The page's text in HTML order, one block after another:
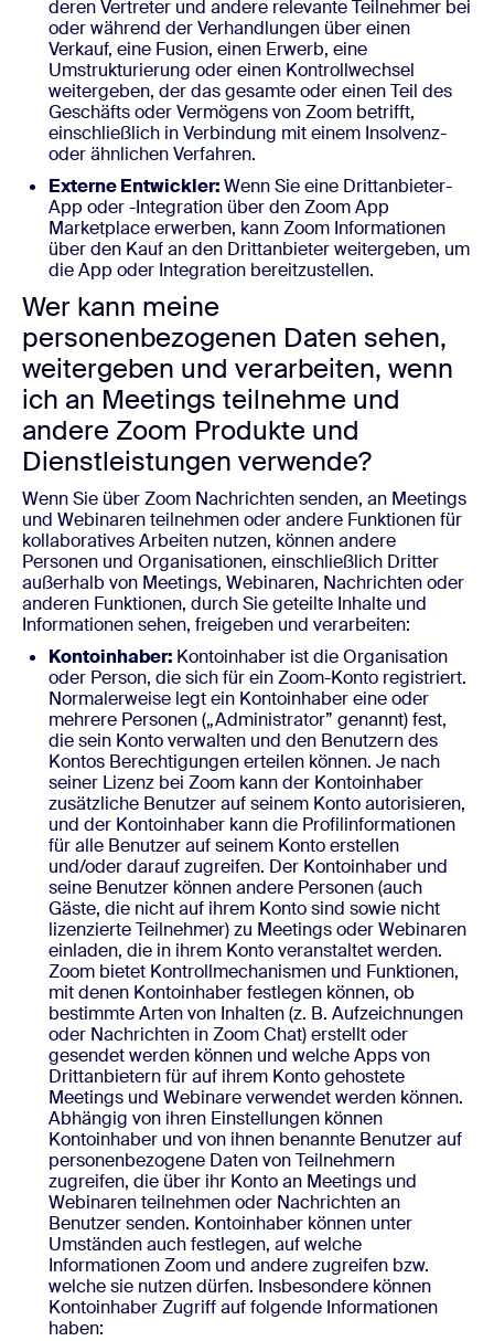
deren Vertreter und andere relevante Teilnehmer bei
oder während der Verhandlungen über einen
Verkauf, eine Fusion, einen Erwerb, eine
Umstrukturierung oder einen Kontrollwechsel
weitergeben, der das gesamte oder einen Teil des
Geschäfts oder Vermögens von Zoom betrifft,
einschließlich in Verbindung mit einem Insolvenz-
oder ähnlichen Verfahren.
Externe Entwickler:Wenn Sie eine Drittanbieter-
App oder -Integration über den Zoom App
Marketplace erwerben, kann Zoom Informationen
über den Kauf an den Drittanbieter weitergeben, um
die App oder Integration bereitzustellen.
Wer kann meine
personenbezogenen Daten sehen,
weitergeben und verarbeiten, wenn
ich an Meetings teilnehme und
andere Zoom Produkte und
Dienstleistungen verwende?
Wenn Sie über Zoom Nachrichten senden, an Meetings
und Webinaren teilnehmen oder andere Funktionen für
kollaboratives Arbeiten nutzen, können andere
Personen und Organisationen, einschließlich Dritter
außerhalb von Meetings, Webinaren, Nachrichten oder
anderen Funktionen, durch Sie geteilte Inhalte und
Informationen sehen, freigeben und verarbeiten:
Kontoinhaber: Kontoinhaber ist die Organisation
oder Person, die sich für ein Zoom-Konto registriert.
Normalerweise legt ein Kontoinhaber eine oder
mehrere Personen („Administrator” genannt) fest,
die sein Konto verwalten und den Benutzern des
Kontos Berechtigungen erteilen können. Je nach
seiner Lizenz bei Zoom kann der Kontoinhaber
zusätzliche Benutzer auf seinem Konto autorisieren,
und der Kontoinhaber kann die Profilinformationen
für alle Benutzer auf seinem Konto erstellen
und/oder darauf zugreifen. Der Kontoinhaber und
seine Benutzer können andere Personen (auch
Gäste, die nicht auf ihrem Konto sind sowie nicht
lizenzierte Teilnehmer) zu Meetings oder Webinaren
einladen, die in ihrem Konto veranstaltet werden.
Zoom bietet Kontrollmechanismen und Funktionen,
mit denen Kontoinhaber festlegen können, ob
bestimmte Arten von Inhalten (z. B. Aufzeichnungen
oder Nachrichten in Zoom Chat) erstellt oder
gesendet werden können und welche Apps von
Drittanbietern für auf ihrem Konto gehostete
Meetings und Webinare verwendet werden können.
Abhängig von ihren Einstellungen können
Kontoinhaber und von ihnen benannte Benutzer auf
personenbezogene Daten von Teilnehmern
zugreifen, die über ihr Konto an Meetings und
Webinaren teilnehmen oder Nachrichten an
Benutzer senden. Kontoinhaber können unter
Umständen auch festlegen, auf welche
Informationen Zoom und andere zugreifen bzw.
welche sie nutzen dürfen. Insbesondere können
Kontoinhaber Zugriff auf folgende Informationen
haben: